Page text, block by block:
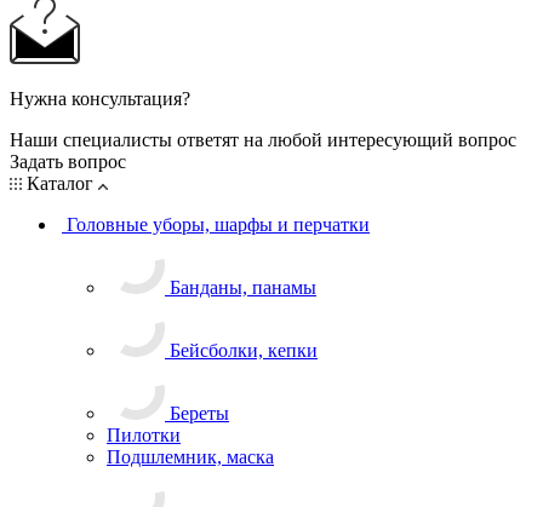
Нужна консультация?
Наши специалисты ответят на любой интересующий вопрос
Задать вопрос
Каталог
Головные уборы, шарфы и перчатки
Банданы, панамы
Бейсболки, кепки
Береты
Пилотки
Подшлемник, маска